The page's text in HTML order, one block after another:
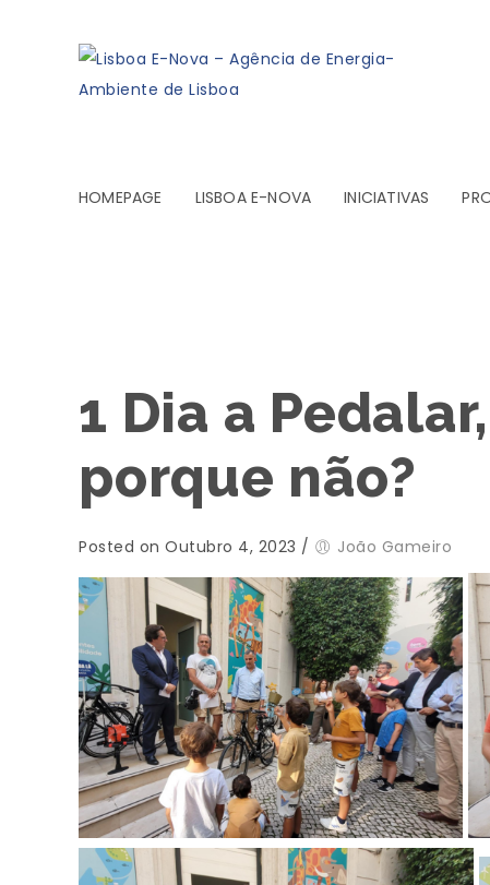
HOMEPAGE LISBOA E-NOVA INICIATIVAS
1 Dia a
porque não?
Posted on Outubro 4, 2023 / João Gameiro